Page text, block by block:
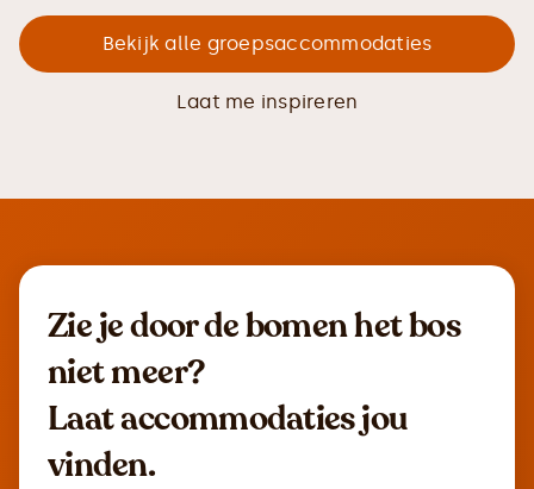
Bekijk alle groepsaccommodaties
Laat me inspireren
Zie je door de bomen het bos
niet meer?
Laat accommodaties jou
vinden.